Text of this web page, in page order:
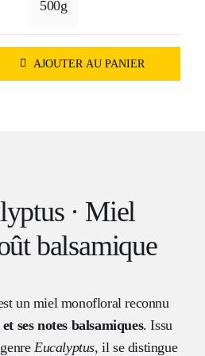
€
500g
AJOUTER AU PANIER
· Miel
balsamique
un miel monofloral reconnu
ses notes balsamiques. Issu
Eucalyptus, il se distingue